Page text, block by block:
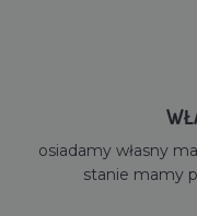
osiadamy własny
stanie mamy